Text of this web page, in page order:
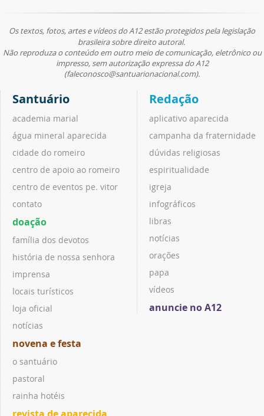
Os textos, fotos, artes e vídeos do A12 estão protegidos pela legislação
brasileira sobre direito autoral.
Não reproduza o conteúdo em outro meio de comunicação, eletrônico ou
impresso, sem autorização expressa do A12
(faleconosco@santuarionacional.com).
Santuário
academia marial
água mineral aparecida
cidade do romeiro
centro de apoio ao romeiro
centro de eventos pe. vitor
contato
doação
família dos devotos
história de nossa senhora
imprensa
locais turísticos
loja oficial
notícias
novena e festa
o santuário
pastoral
rainha hotéis
Redação
aplicativo aparecida
campanha da fraternidade
dúvidas religiosas
espiritualidade
igreja
infográficos
libras
notícias
orações
papa
vídeos
anuncie no A12